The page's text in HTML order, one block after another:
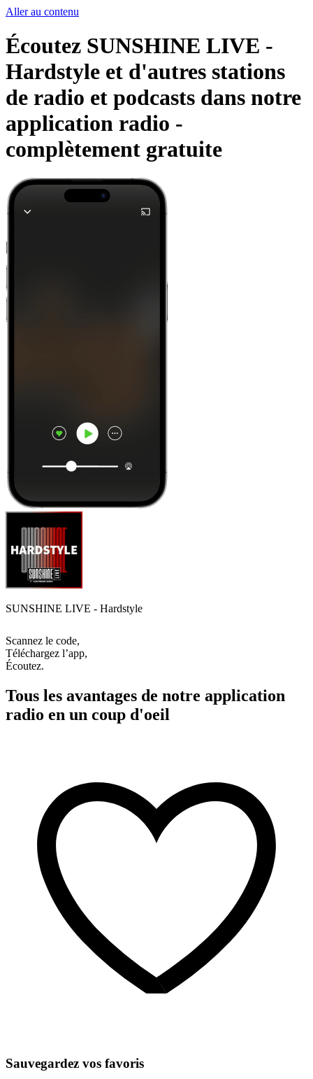
Aller au contenu
Écoutez SUNSHINE LIVE -
Hardstyle et d'autres stations
de radio et podcasts dans notre
application radio -
complètement gratuite
SUNSHINE LIVE - Hardstyle
Scannez le code,
Téléchargez l’app,
Écoutez.
Tous les avantages de notre application
radio en un coup d'oeil
Sauvegardez vos favoris